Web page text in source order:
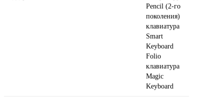
Pencil (2‑го
поколения)
клавиатура
Smart
Keyboard
Folio
клавиатура
Magic
Keyboard